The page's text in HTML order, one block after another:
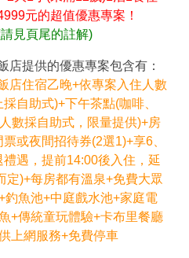
元的超值優惠專案！
見頁尾的註解)
店提供的優惠專案包含有：
店住宿乙晚+依專案入住人數
自助式)+下午茶點(咖啡、
數採自助式，限量提供)+房
或夜間招待券(2選1)+享6、
遇，提前14:00後入住，延
定)+每房都有溫泉+免費大眾
魚池+中庭戲水池+家庭電
+傳統童玩體驗+卡布里餐廳
上網服務+免費停車